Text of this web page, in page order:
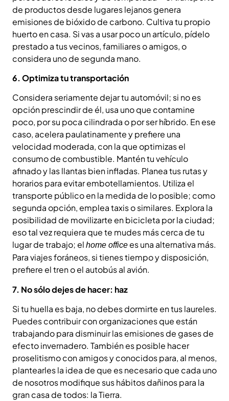
de productos desde lugares lejanos genera
emisiones de bióxido de carbono. Cultiva tu propio
huerto en casa. Si vas a usar poco un artículo, pídelo
prestado a tus vecinos, familiares o amigos, o
considera uno de segunda mano.
6. Optimiza tu transportación
Considera seriamente dejar tu automóvil; si no es
opción prescindir de él, usa uno que contamine
poco, por su poca cilindrada o por ser híbrido. En ese
caso, acelera paulatinamente y prefiere una
velocidad moderada, con la que optimizas el
consumo de combustible. Mantén tu vehículo
afinado y las llantas bien infladas. Planea tus rutas y
horarios para evitar embotellamientos. Utiliza el
transporte público en la medida de lo posible; como
segunda opción, emplea taxis o similares. Explora la
posibilidad de movilizarte en bicicleta por la ciudad;
eso tal vez requiera que te mudes más cerca de tu
lugar de trabajo; el home officees una alternativa más.
Para viajes foráneos, si tienes tiempo y disposición,
prefiere el tren o el autobús al avión.
7. No sólo dejes de hacer: haz
Si tu huella es baja, no debes dormirte en tus laureles.
Puedes contribuir con organizaciones que están
trabajando para disminuir las emisiones de gases de
efecto invernadero. También es posible hacer
proselitismo con amigos y conocidos para, al menos,
plantearles la idea de que es necesario que cada uno
de nosotros modifique sus hábitos dañinos para la
gran casa de todos: la Tierra.